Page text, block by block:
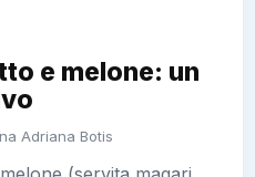
e melone: un
Adriana Botis